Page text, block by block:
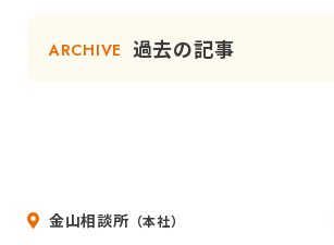
ARCHIVE 過去の記事
金山相談所 （本社）